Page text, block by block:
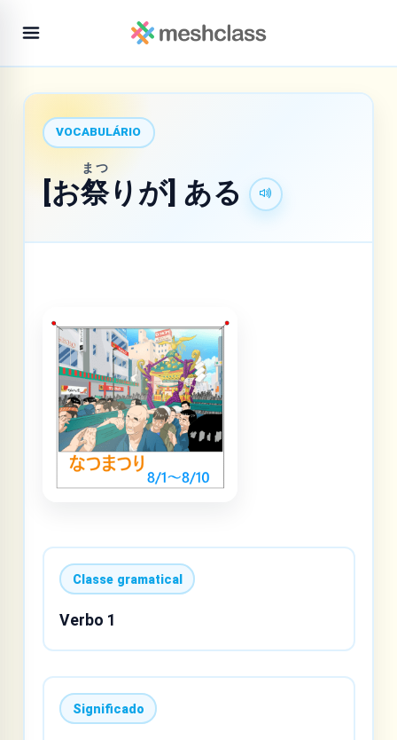
VOCABULÁRIO
[お祭
まつ
りが] ある
Classe gramatical
Verbo 1
Significado